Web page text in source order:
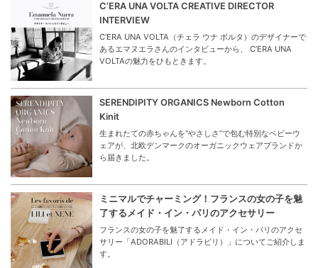
C’ERA UNA VOLTA CREATIVE DIRECTOR
INTERVIEW
C’ERA UNA VOLTA（チェラ ウナ ボルタ）のデザイナーで
あるエマヌエラさんのインタビューから、 C’ERA UNA
VOLTAの魅力をひもときます。
SERENDIPITY ORGANICS Newborn Cotton
Kinit
生まれたての赤ちゃんを“やさしさ”で包む特別なベビーウ
ェアが、北欧デンマークのオーガニックウェアブランドか
ら届きました。
ミニマルでチャーミング！フランスの女の子を魅
了するメイド・イン・パリのアクセサリー
フランスの女の子を魅了するメイド・イン・パリのアクセ
サリー「ADORABILI（アドラビリ）」についてご紹介しま
す。